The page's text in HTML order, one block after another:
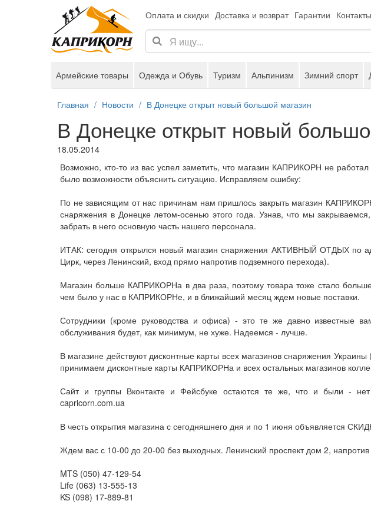
Оплата и скидки Доставка и возврат Гарантии Контакты
Армейские товары Одежда и Обувь Туризм Альпинизм Зимний спорт
Главная Новости В Донецке открыт новый большой магазин
В Донецке открыт новый
18.05.2014
Возможно, кто-то из вас успел заметить, что магазин КАПРИКОРН не
было возможности объяснить ситуацию. Исправляем ошибку:
По не зависящим от нас причинам нам пришлось закрыть магазин
снаряжения в Донецке летом-осенью этого года. Узнав, что мы
забрать в него основную часть нашего персонала.
ИТАК: сегодня открылся новый магазин снаряжения АКТИВНЫЙ ОТДЫХ по
Цирк, через Ленинский, вход прямо напротив подземного перехода).
Магазин больше КАПРИКОРНа в два раза, поэтому товара тоже стало
чем было у нас в КАПРИКОРНе, и в ближайший месяц ждем новые поставки.
Сотрудники (кроме руководства и офиса) - это те же давно известные
обслуживания будет, как минимум, не хуже. Надеемся - лучше.
В магазине действуют дисконтные карты всех магазинов снаряжения
принимаем дисконтные карты КАПРИКОРНа и всех остальных магазинов
Сайт и группы Вконтакте и Фейсбуке остаются те же, что и были -
capricorn.com.ua
В честь открытия магазина с сегодняшнего дня и по 1 июня объявляется
Ждем вас с 10-00 до 20-00 без выходных. Ленинский проспект дом 2,
MTS (050) 47-129-54
Life (063) 13-555-13
KS (098) 17-889-81